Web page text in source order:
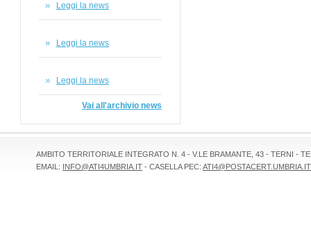
Leggi la news
Leggi la news
Leggi la news
Vai all'archivio news
AMBITO TERRITORIALE INTEGRATO N. 4 - V.LE BRAMANTE, 43 - TERNI -
EMAIL: INFO@ATI4UMBRIA.IT - CASELLA PEC: ATI4@POSTACERT.UMBRIA.IT